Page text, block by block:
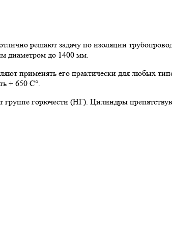
решают задачу по изоляции
диаметром до 1400 мм.
применять его практически для любых
+ 650 C°.
горючести (НГ). Цилиндры